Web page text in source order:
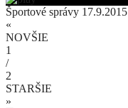
Športové správy 17.9.2015
«
NOVŠIE
1
/
2
STARŠIE
»